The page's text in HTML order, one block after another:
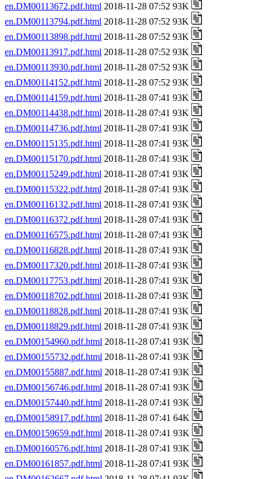
en.DM00113672.pdf.html 2018-11-28 07:52 93K
en.DM00113794.pdf.html 2018-11-28 07:52 93K
en.DM00113898.pdf.html 2018-11-28 07:52 93K
en.DM00113917.pdf.html 2018-11-28 07:52 93K
en.DM00113930.pdf.html 2018-11-28 07:52 93K
en.DM00114152.pdf.html 2018-11-28 07:52 93K
en.DM00114159.pdf.html 2018-11-28 07:41 93K
en.DM00114438.pdf.html 2018-11-28 07:41 93K
en.DM00114736.pdf.html 2018-11-28 07:41 93K
en.DM00115135.pdf.html 2018-11-28 07:41 93K
en.DM00115170.pdf.html 2018-11-28 07:41 93K
en.DM00115249.pdf.html 2018-11-28 07:41 93K
en.DM00115322.pdf.html 2018-11-28 07:41 93K
en.DM00116132.pdf.html 2018-11-28 07:41 93K
en.DM00116372.pdf.html 2018-11-28 07:41 93K
en.DM00116575.pdf.html 2018-11-28 07:41 93K
en.DM00116828.pdf.html 2018-11-28 07:41 93K
en.DM00117320.pdf.html 2018-11-28 07:41 93K
en.DM00117753.pdf.html 2018-11-28 07:41 93K
en.DM00118702.pdf.html 2018-11-28 07:41 93K
en.DM00118828.pdf.html 2018-11-28 07:41 93K
en.DM00118829.pdf.html 2018-11-28 07:41 93K
en.DM00154960.pdf.html 2018-11-28 07:41 93K
en.DM00155732.pdf.html 2018-11-28 07:41 93K
en.DM00155887.pdf.html 2018-11-28 07:41 93K
en.DM00156746.pdf.html 2018-11-28 07:41 93K
en.DM00157440.pdf.html 2018-11-28 07:41 93K
en.DM00158917.pdf.html 2018-11-28 07:41 64K
en.DM00159659.pdf.html 2018-11-28 07:41 93K
en.DM00160576.pdf.html 2018-11-28 07:41 93K
en.DM00161857.pdf.html 2018-11-28 07:41 93K